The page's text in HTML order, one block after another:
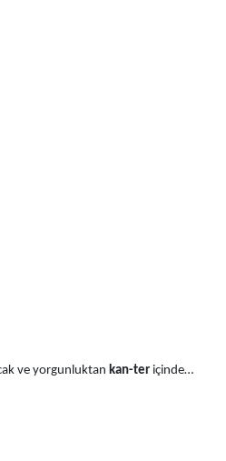
ve yorgunluktan kan-ter içinde…